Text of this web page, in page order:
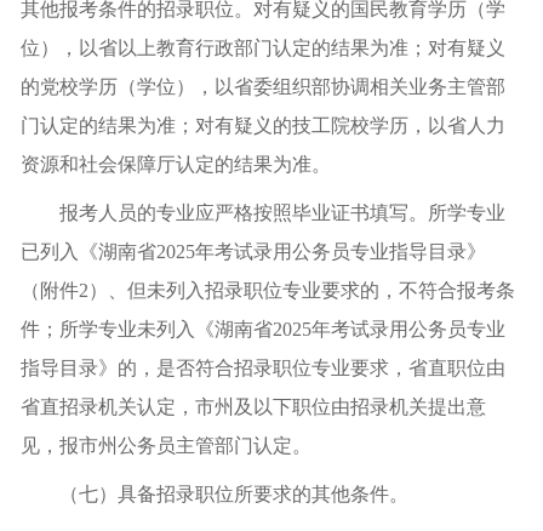
其他报考条件的招录职位。对有疑义的国民教育学历（学
位），以省以上教育行政部门认定的结果为准；对有疑义
的党校学历（学位），以省委组织部协调相关业务主管部
门认定的结果为准；对有疑义的技工院校学历，以省人力
资源和社会保障厅认定的结果为准。
报考人员的专业应严格按照毕业证书填写。所学专业
已列入《湖南省2025年考试录用公务员专业指导目录》
（附件2）、但未列入招录职位专业要求的，不符合报考条
件；所学专业未列入《湖南省2025年考试录用公务员专业
指导目录》的，是否符合招录职位专业要求，省直职位由
省直招录机关认定，市州及以下职位由招录机关提出意
见，报市州公务员主管部门认定。
（七）具备招录职位所要求的其他条件。